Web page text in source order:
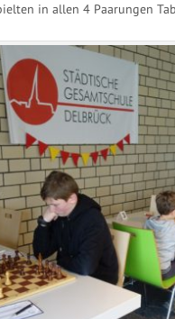
in allen 4 Paarungen